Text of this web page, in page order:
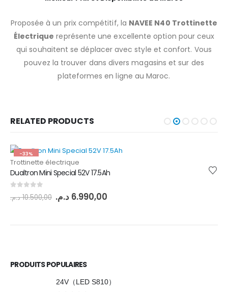
Proposée à un prix compétitif, la NAVEE N40 Trottinette
Électrique représente une excellente option pour ceux
qui souhaitent se déplacer avec style et confort. Vous
pouvez la trouver dans divers magasins et sur des
plateformes en ligne au Maroc.
RELATED PRODUCTS
-33%
Trottinette électrique
Dualtron Mini Special 52V 17.5Ah
10.500,00 د.م. 6.990,00 د.م.
PRODUITS POPULAIRES
24V（LED S810）